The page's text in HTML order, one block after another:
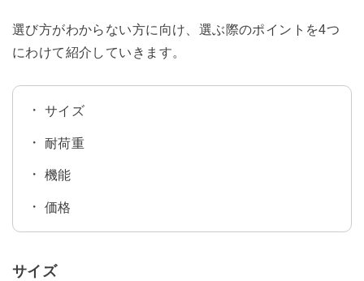
選び方がわからない方に向け、選ぶ際のポイントを4つ
にわけて紹介していきます。
サイズ
耐荷重
機能
価格
サイズ